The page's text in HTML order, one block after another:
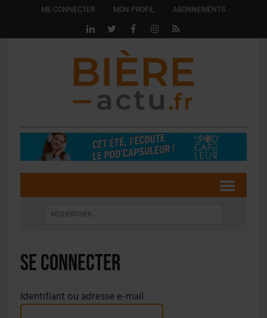
ME CONNECTER MON PROFIL ABONNEMENTS
Se connecter
Identifiant ou adresse e-mail